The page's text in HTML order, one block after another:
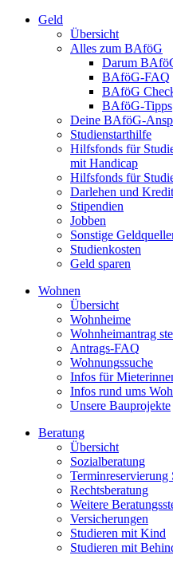
Geld
Übersicht
Alles zum BAföG
Darum
BAföG-FAQ
BAföG
BAföG-Tipps
Deine BAföG-
Studienstarthilfe
Hilfsfonds für
mit Handicap
Hilfsfonds für
Darlehen und
Stipendien
Jobben
Sonstige
Studienkosten
Geld sparen
Wohnen
Übersicht
Wohnheime
Wohnheimantrag
Antrags-FAQ
Wohnungssuche
Infos für
Infos rund ums
Unsere Bauprojekte
Beratung
Übersicht
Sozialberatung
Terminreservierung
Rechtsberatung
Weitere
Versicherungen
Studieren mit Kind
Studieren mit